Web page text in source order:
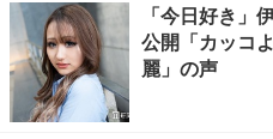
「今日好き」
公開「カッコ
麗」の声